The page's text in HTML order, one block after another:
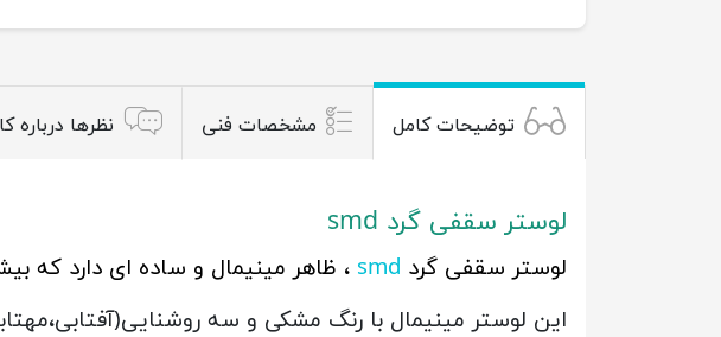
توضیحات کامل مشخصات فنی نظرها درباره
لوستر سقفی گرد smd
لوستر سقفی گرد smd ، ظاهر مینیمال و ساده ای دارد که
این لوستر مینیمال با رنگ مشکی و سه